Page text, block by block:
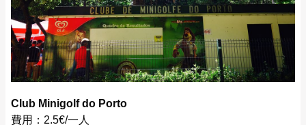
Club Minigolf do Porto
費用：2.5€/一人